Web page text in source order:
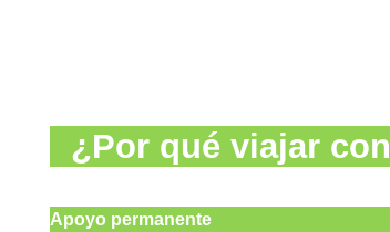
¿Por qué viajar con
Apoyo permanente